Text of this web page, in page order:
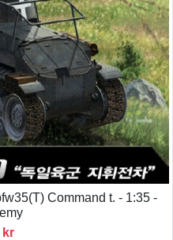
Command t. - 1:35 -
kr